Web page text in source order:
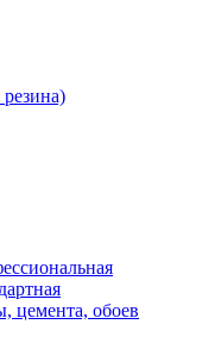
цемента, обоев